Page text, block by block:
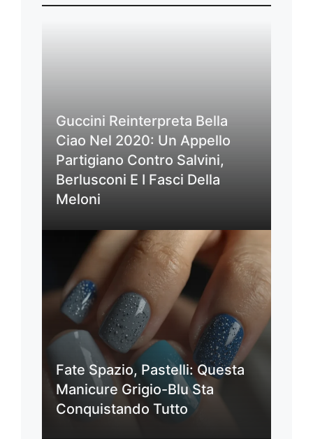
Guccini Reinterpreta Bella
Ciao Nel 2020: Un Appello
Partigiano Contro Salvini,
Berlusconi E I Fasci Della
Meloni
Fate Spazio, Pastelli: Questa
Manicure Grigio-Blu Sta
Conquistando Tutto